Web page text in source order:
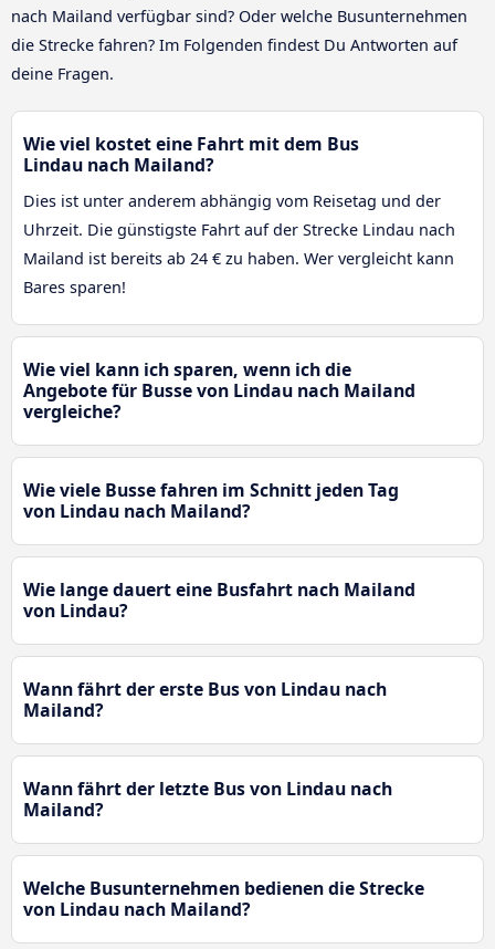
nach Mailand verfügbar sind? Oder welche Busunternehmen
die Strecke fahren? Im Folgenden findest Du Antworten auf
deine Fragen.
Wie viel kostet eine Fahrt mit dem Bus
Lindau nach Mailand?
Dies ist unter anderem abhängig vom Reisetag und der
Uhrzeit. Die günstigste Fahrt auf der Strecke Lindau nach
Mailand ist bereits ab 24 € zu haben. Wer vergleicht kann
Bares sparen!
Wie viel kann ich sparen, wenn ich die
Angebote für Busse von Lindau nach Mailand
vergleiche?
Wie viele Busse fahren im Schnitt jeden Tag
von Lindau nach Mailand?
Wie lange dauert eine Busfahrt nach Mailand
von Lindau?
Wann fährt der erste Bus von Lindau nach
Mailand?
Wann fährt der letzte Bus von Lindau nach
Mailand?
Welche Busunternehmen bedienen die Strecke
von Lindau nach Mailand?